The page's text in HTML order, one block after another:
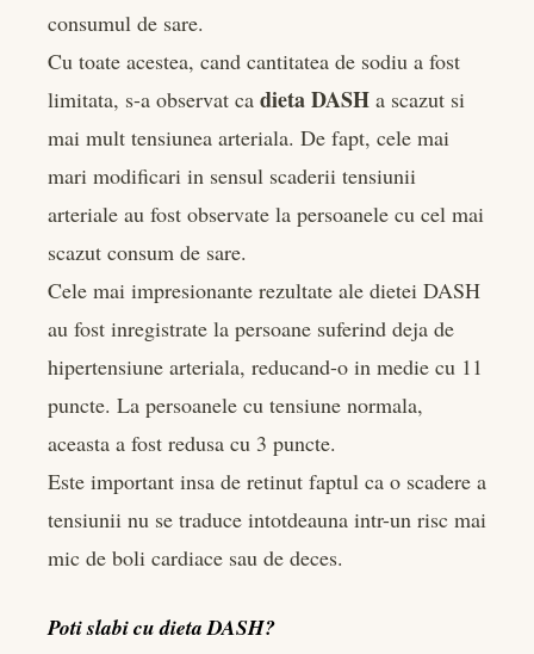
consumul de sare.
Cu toate acestea, cand cantitatea de sodiu a fost
limitata, s-a observat ca dieta DASH a scazut si
mai mult tensiunea arteriala. De fapt, cele mai
mari modificari in sensul scaderii tensiunii
arteriale au fost observate la persoanele cu cel mai
scazut consum de sare.
Cele mai impresionante rezultate ale dietei DASH
au fost inregistrate la persoane suferind deja de
hipertensiune arteriala, reducand-o in medie cu 11
puncte. La persoanele cu tensiune normala,
aceasta a fost redusa cu 3 puncte.
Este important insa de retinut faptul ca o scadere a
tensiunii nu se traduce intotdeauna intr-un risc mai
mic de boli cardiace sau de deces.
Poti slabi cu dieta DASH?